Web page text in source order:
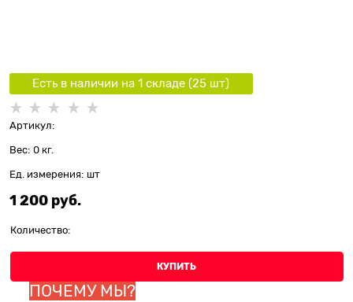
Есть в наличии на 1 складe (25 шт)
Артикул:
Вес: 0 кг.
Ед. измерения: шт
1 200 руб.
Количество:
КУПИТЬ
ПОЧЕМУ МЫ?